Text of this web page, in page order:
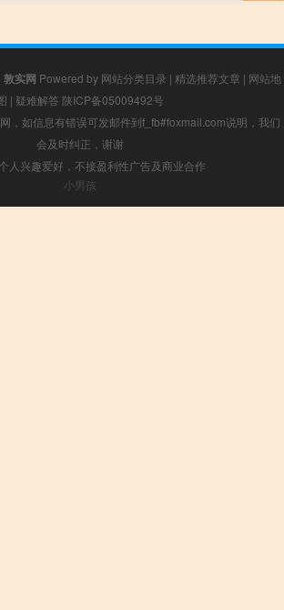
敦实网 Powered by 网站分类目录 | 精选推荐文章 | 网站地
| 疑难解答 陕ICP备05009492号
，如信息有错误可发邮件到f_fb#foxmail.com说明，我们
会及时纠正，谢谢
人兴趣爱好，不接盈利性广告及商业合作
小男孩